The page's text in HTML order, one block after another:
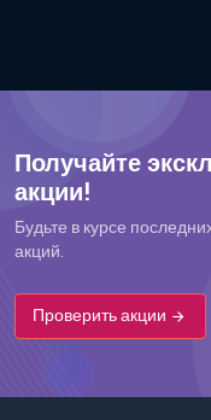
Получайте
акции!
Будьте в курсе
акций.
Проверить акции